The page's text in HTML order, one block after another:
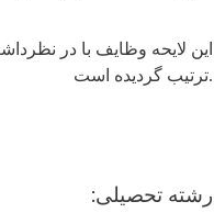
ترتیب گردیده است.
:رشته تحصیلی